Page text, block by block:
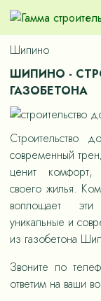
Шипино
ШИПИНО -
ГАЗОБЕТОНА
Строительство
современный
ценит комфорт,
своего жилья.
воплощает
уникальные и
из газобетона
Звоните по
ответим на ваши